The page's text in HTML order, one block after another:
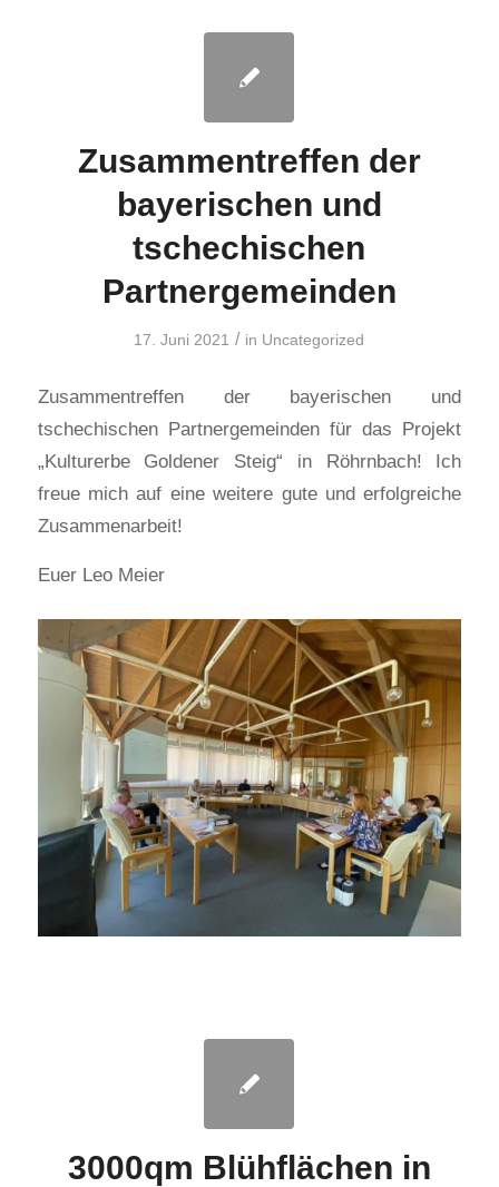
Zusammentreffen der
bayerischen und
tschechischen
Partnergemeinden
17. Juni 2021 / in Uncategorized
Zusammentreffen der bayerischen und
tschechischen Partnergemeinden für das Projekt
„Kulturerbe Goldener Steig“ in Röhrnbach! Ich
freue mich auf eine weitere gute und erfolgreiche
Zusammenarbeit!
Euer Leo Meier
3000qm Blühflächen in